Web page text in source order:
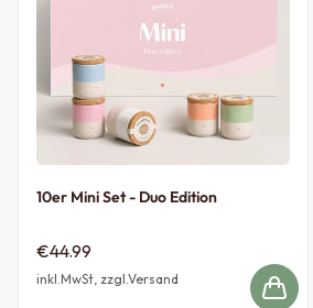
10er Mini Set - Duo Edition
€44.99
inkl.MwSt, zzgl.Versand